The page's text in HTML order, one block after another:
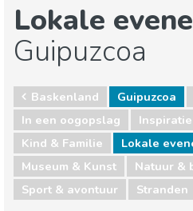
Lokale
Guipuzcoa
Baskenland
Guipuzcoa
In een oogopslag
Inspiratie
Kind & Familie
Lokale
Museum & Kunst
Natuur &
Sport & avontuur
Stranden